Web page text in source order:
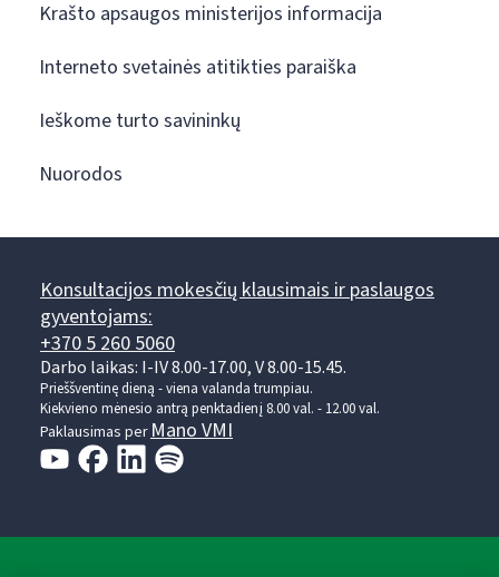
Krašto apsaugos ministerijos informacija
Interneto svetainės atitikties paraiška
Ieškome turto savininkų
Nuorodos
Konsultacijos mokesčių klausimais ir paslaugos
gyventojams:
+370 5 260 5060
Darbo laikas: I-IV 8.00-17.00, V 8.00-15.45.
Prieššventinę dieną - viena valanda trumpiau.
Kiekvieno mėnesio antrą penktadienį 8.00 val. - 12.00 val.
Paklausimas per Mano VMI